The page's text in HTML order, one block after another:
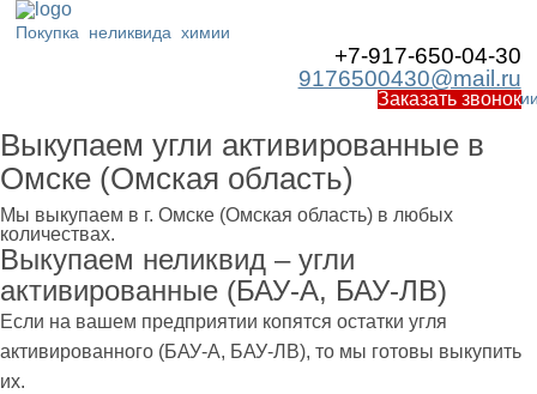
Покупка неликвида химии
+7-917-650-04-30
9176500430@mail.ru
Работаем по
Заказать звонок
Выкупаем угли активированные в
Омске (Омская область)
Мы выкупаем в г. Омске (Омская область) в любых
количествах.
Выкупаем неликвид – угли
активированные (БАУ-А, БАУ-ЛВ)
Если на вашем предприятии копятся остатки угля
активированного (БАУ-А, БАУ-ЛВ), то мы готовы выкупить
их.